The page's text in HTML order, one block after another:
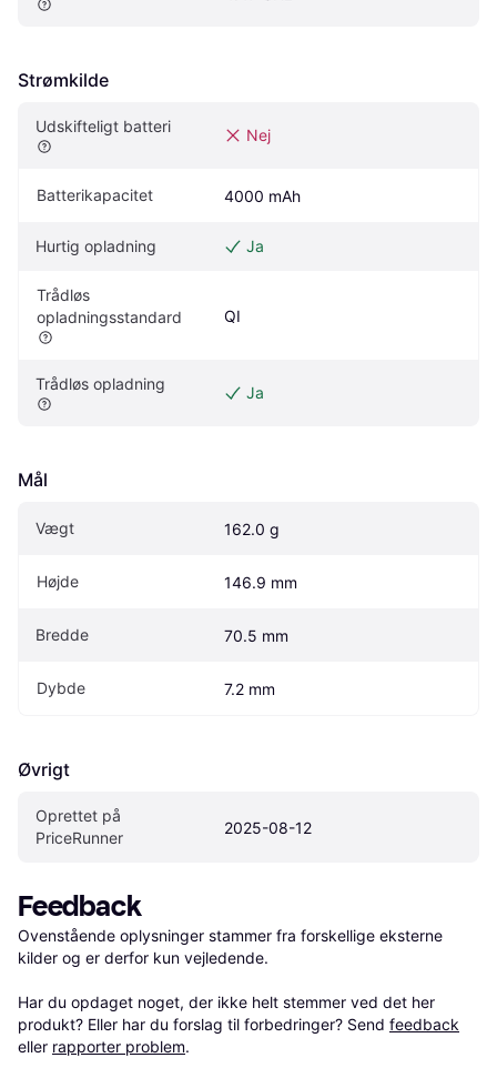
Strømkilde
Udskifteligt batteri Nej
Batterikapacitet 4000 mAh
Hurtig opladning Ja
Trådløs
opladningsstandard
QI
Trådløs opladning Ja
Mål
Vægt 162.0 g
Højde 146.9 mm
Bredde 70.5 mm
Dybde 7.2 mm
Øvrigt
Oprettet på
PriceRunner
2025-08-12
Feedback
Ovenstående oplysninger stammer fra forskellige eksterne
kilder og er derfor kun vejledende.
Har du opdaget noget, der ikke helt stemmer ved det her
produkt? Eller har du forslag til forbedringer? Send feedback
eller rapporter problem.